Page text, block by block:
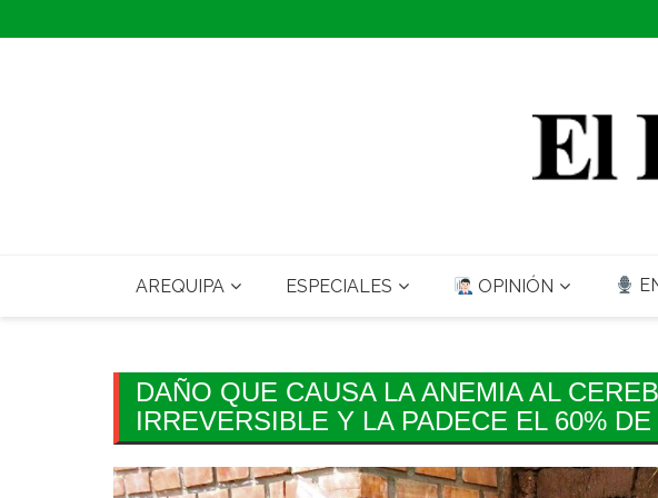
to
AREQUIPA ESPECIALES OPINIÓN
DAÑO QUE CAUSA LA ANEMIA AL
IRREVERSIBLE Y LA PADECE EL 60%